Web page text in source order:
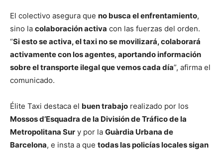
El colectivo asegura que no busca el enfrentamiento,
sino la colaboración activa con las fuerzas del orden.
“Si esto se activa, el taxi no se movilizará, colaborará
activamente con los agentes, aportando información
sobre el transporte ilegal que vemos cada día”, afirma el
comunicado.
Élite Taxi destaca el buen trabajo realizado por los
Mossos d’Esquadra de la División de Tráfico de la
Metropolitana Sur y por la Guàrdia Urbana de
Barcelona, e insta a que todas las policías locales sigan